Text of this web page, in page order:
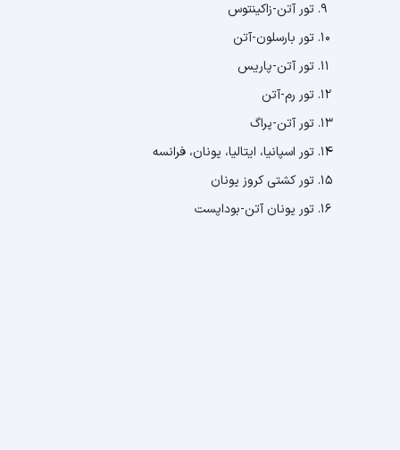
تور آتن-زاکینتوس
تور بارسلون-آتن
تور آتن-پاریس
تور رم-آتن
تور آتن-پراگ
تور اسپانیا، ایتالیا، یونان، فرانسه
تور کشتی کروز یونان
تور یونان آتن-بوداپست